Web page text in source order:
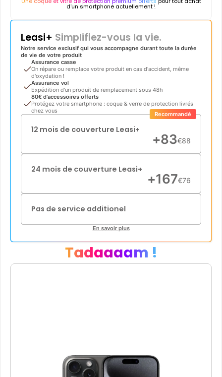
d'un smartphone actuellement !
Leasi+ Simplifiez-vous la vie.
Notre service exclusif qui vous accompagne durant toute la durée
de vie de votre produit
Assurance casse
On répare ou remplace votre produit en cas d'accident, même
d'oxydation !
Assurance vol
Expédition d'un produit de remplacement sous 48h
80€ d'accessoires offerts
Protégez votre smartphone : coque & verre de protection livrés
chez vous
12 mois de couverture Leasi+
+83€88
Recommandé
24 mois de couverture Leasi+
+167€76
Pas de service additionel
En savoir plus
Tadaaaam !